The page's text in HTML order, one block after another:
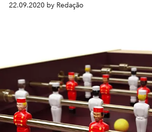
22.09.2020 by Redação